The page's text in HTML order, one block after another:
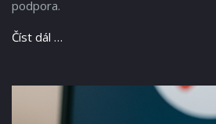
podpora.
Číst dál …